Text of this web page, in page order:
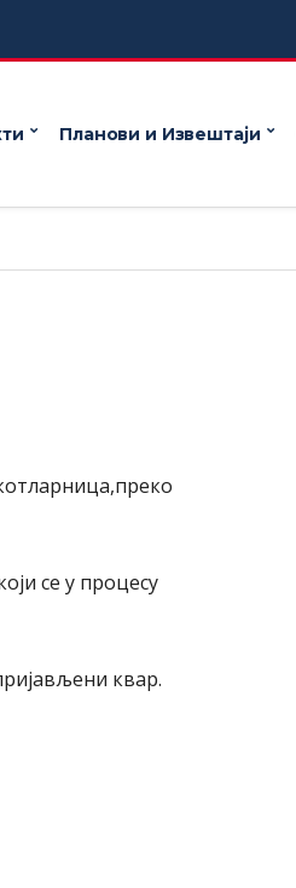
Планови и Извештаји
се у процесу
квар.